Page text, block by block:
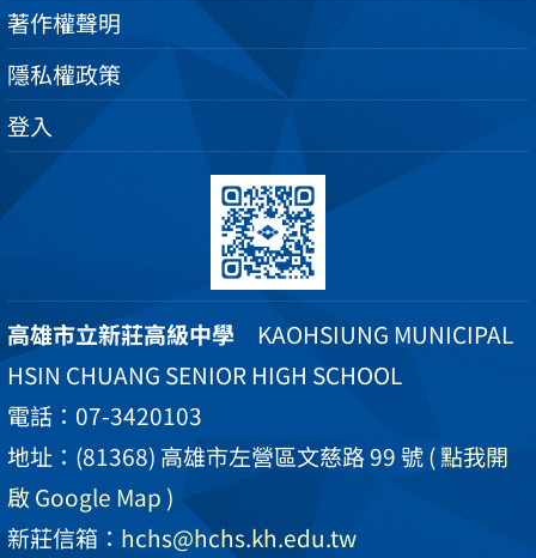
著作權聲明
隱私權政策
登入
高雄市立新莊高級中學 KAOHSIUNG MUNICIPAL
HSIN CHUANG SENIOR HIGH SCHOOL
電話：07-3420103
地址：(81368) 高雄市左營區文慈路 99 號( 點我開
啟 Google Map )
新莊信箱： hchs@hchs.kh.edu.tw